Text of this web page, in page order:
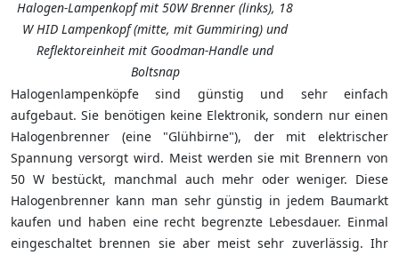
Halogen-Lampenkopf mit 50W Brenner (links), 18
W HID Lampenkopf (mitte, mit Gummiring) und
Reflektoreinheit mit Goodman-Handle und
Boltsnap
Halogenlampenköpfe sind günstig und sehr einfach
aufgebaut. Sie benötigen keine Elektronik, sondern nur einen
Halogenbrenner (eine "Glühbirne"), der mit elektrischer
Spannung versorgt wird. Meist werden sie mit Brennern von
50 W bestückt, manchmal auch mehr oder weniger. Diese
Halogenbrenner kann man sehr günstig in jedem Baumarkt
kaufen und haben eine recht begrenzte Lebesdauer. Einmal
eingeschaltet brennen sie aber meist sehr zuverlässig. Ihr